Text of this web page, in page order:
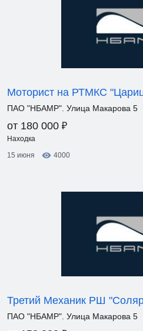
Моторист на РТМКС
ПАО "НБАМР". Улица Макарова 5
от 180 000 ₽
Находка
15 июня
4000
Третий Механик РШ
ПАО "НБАМР". Улица Макарова 5